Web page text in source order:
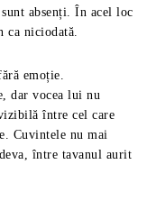
absenți. În acel loc
ca niciodată.
emoție.
dar vocea lui nu
între cel care
Cuvintele nu mai
între tavanul aurit